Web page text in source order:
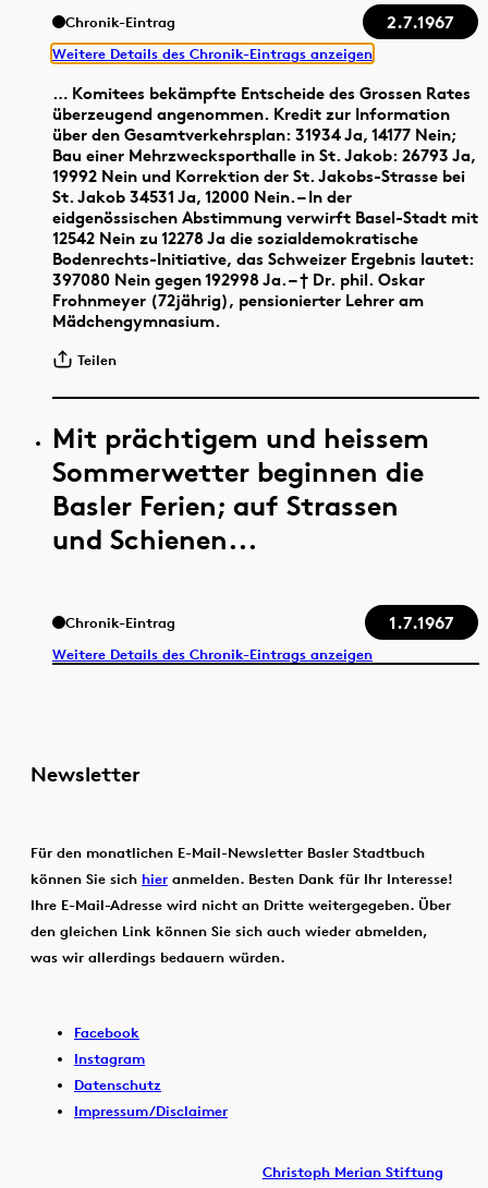
Chronik-Eintrag 2.7.1967
Weitere Details des Chronik-Eintrags anzeigen
… Komitees bekämpfte Entscheide des Grossen Rates
überzeugend angenommen. Kredit zur Information
über den Gesamtverkehrsplan: 31934 Ja, 14177 Nein;
Bau einer Mehrzwecksporthalle in St. Jakob: 26793 Ja,
19992 Nein und Korrektion der St. Jakobs-Strasse bei
St. Jakob 34531 Ja, 12000 Nein. – In der
eidgenössischen Abstimmung verwirft Basel-Stadt mit
12542 Nein zu 12278 Ja die sozialdemokratische
Bodenrechts-Initiative, das Schweizer Ergebnis lautet:
397080 Nein gegen 192998 Ja. – † Dr. phil. Oskar
Frohnmeyer (72jährig), pensionierter Lehrer am
Mädchengymnasium.
Teilen
Mit prächtigem und heissem
Sommerwetter beginnen die
Basler Ferien; auf Strassen
und Schienen...
Chronik-Eintrag 1.7.1967
Weitere Details des Chronik-Eintrags anzeigen
Newsletter
Für den monatlichen E-Mail-Newsletter Basler Stadtbuch
können Sie sich hier anmelden. Besten Dank für Ihr Interesse!
Ihre E-Mail-Adresse wird nicht an Dritte weitergegeben. Über
den gleichen Link können Sie sich auch wieder abmelden,
was wir allerdings bedauern würden.
Facebook
Instagram
Datenschutz
Impressum/Disclaimer
Christoph Merian Stiftung